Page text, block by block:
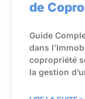
de
Guide
dans
copropriété
la gestion